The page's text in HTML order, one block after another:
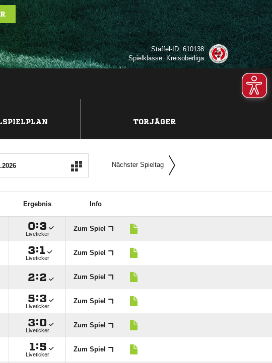
Staffel-ID: 610138
Spielklasse: Kreisoberliga
TORJÄGER
Nächster Spieltag
Ergebnis Info
:
Liveticker
Zum Spiel
:
Liveticker
Zum Spiel
: Zum Spiel
:
Liveticker
Zum Spiel
:
Liveticker
Zum Spiel
:
Liveticker
Zum Spiel